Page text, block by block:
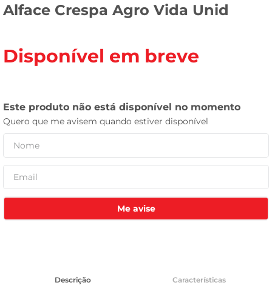
Alface Crespa Agro Vida Unid
Disponível em breve
Me avise
Descrição Características
café
frango
leite pó